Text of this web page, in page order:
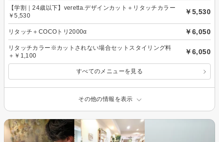
【学割｜24歳以下】veretta.デザインカット＋リタッチカラー
￥5,530
￥5,530
リタッチ＋COCOトリ2000α ￥6,050
リタッチカラー※カットされない場合セットスタイリング料
＋￥1,100
￥6,050
すべてのメニューを見る
その他の情報を表示